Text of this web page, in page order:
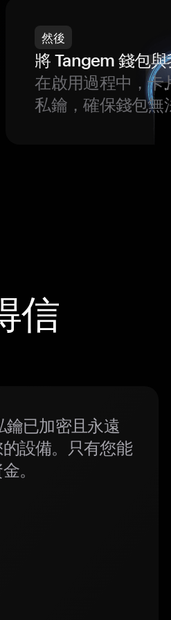
然後
將 Tangem 錢包與
在啟用過程中，卡
私鑰，確保錢包無
信
鑰已加密且永遠
設備。只有您能
。